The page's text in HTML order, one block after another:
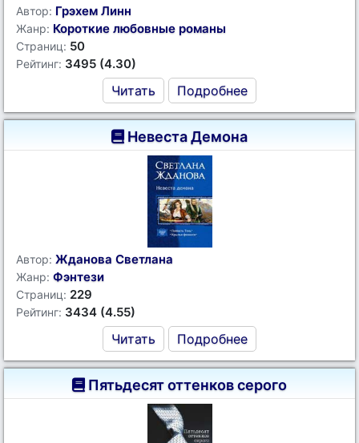
Автор: Грэхем Линн
Жанр: Короткие любовные романы
Страниц: 50
Рейтинг: 3495 (4.30)
Читать Подробнее
Невеста Демона
Автор: Жданова Светлана
Жанр: Фэнтези
Страниц: 229
Рейтинг: 3434 (4.55)
Читать Подробнее
Пятьдесят оттенков серого